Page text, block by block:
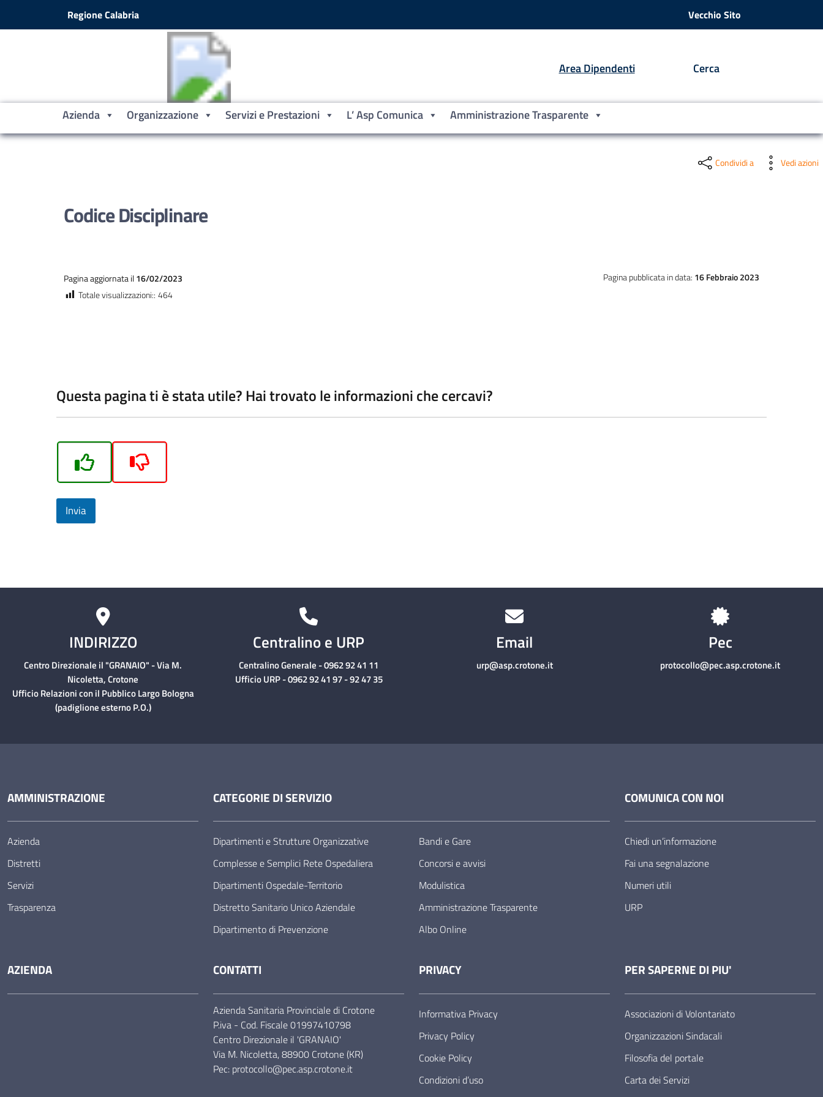
Vai ai contenutiRegione Calabria Vecchio Sito
Area Dipendenti Cerca
Azienda Organizzazione Servizi e Prestazioni L’ Asp Comunica Amministrazione Trasparente
Condividi a Vedi azioni
Codice Disciplinare
Pagina aggiornata il16/02/2023 Pagina pubblicata in data: 16 Febbraio 2023
Totale visualizzazioni:: 464
Questa pagina ti è stata utile? Hai trovato le informazioni che cercavi?
Invia
INDIRIZZO
Centro Direzionale il "GRANAIO" - Via M.
Nicoletta, Crotone
Ufficio Relazioni con il Pubblico Largo Bologna
(padiglione esterno P.O.)
Centralino e URP
Centralino Generale - 0962 92 41 11
Ufficio URP - 0962 92 41 97 - 92 47 35
Email
urp@asp.crotone.it
Pec
protocollo@pec.asp.crotone.it
AMMINISTRAZIONE
Azienda
Distretti
Servizi
Trasparenza
CATEGORIE DI SERVIZIO
Dipartimenti e Strutture Organizzative
Complesse e Semplici Rete Ospedaliera
Dipartimenti Ospedale-Territorio
Distretto Sanitario Unico Aziendale
Dipartimento di Prevenzione
Bandi e Gare
Concorsi e avvisi
Modulistica
Amministrazione Trasparente
Albo Online
COMUNICA CON NOI
Chiedi un’informazione
Fai una segnalazione
Numeri utili
URP
AZIENDA CONTATTI
Azienda Sanitaria Provinciale di Crotone
P.iva - Cod. Fiscale 01997410798
Centro Direzionale il 'GRANAIO'
Via M. Nicoletta, 88900 Crotone (KR)
Pec: protocollo@pec.asp.crotone.it
PRIVACY
Informativa Privacy
Privacy Policy
Cookie Policy
Condizioni d’uso
PER SAPERNE DI PIU'
Associazioni di Volontariato
Organizzazioni Sindacali
Filosofia del portale
Carta dei Servizi